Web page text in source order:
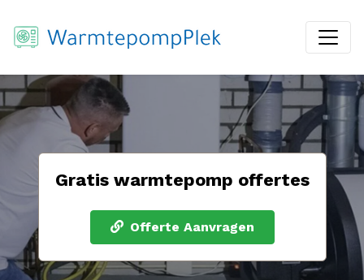
Gratis warmtepomp offertes
Offerte Aanvragen